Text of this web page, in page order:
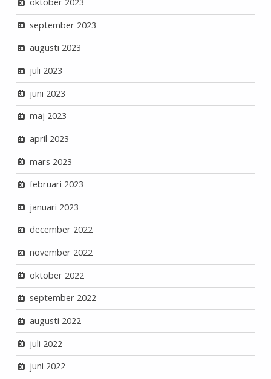
september 2023
augusti 2023
juli 2023
juni 2023
maj 2023
april 2023
mars 2023
februari 2023
januari 2023
december 2022
november 2022
oktober 2022
september 2022
augusti 2022
juli 2022
juni 2022